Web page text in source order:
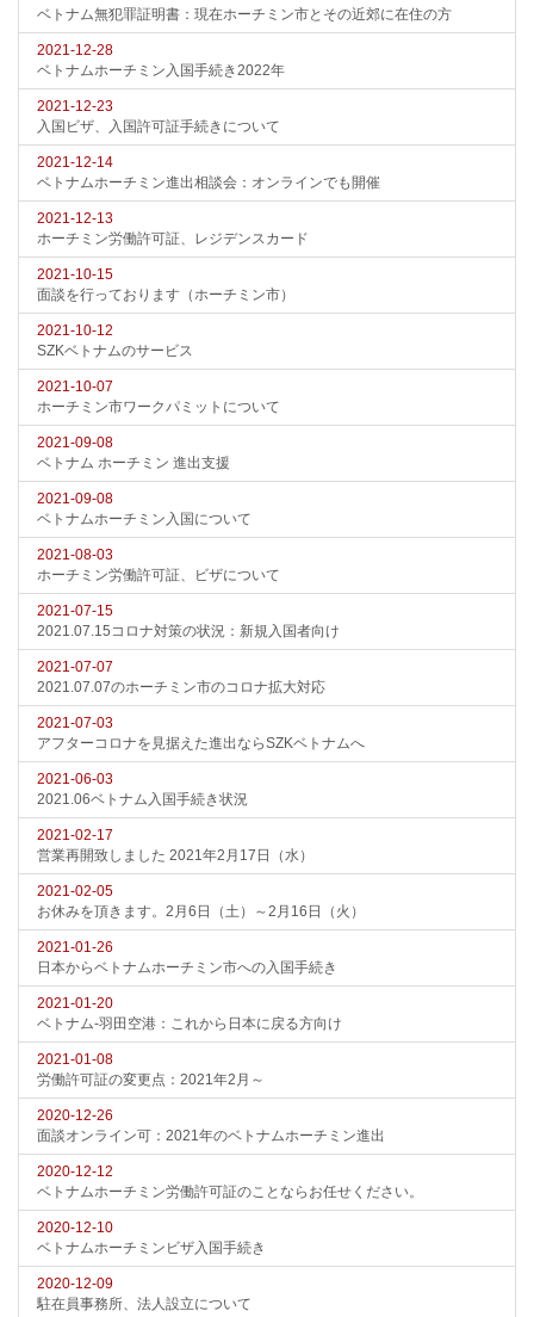
ベトナム無犯罪証明書：現在ホーチミン市とその近郊に在住の方
2021-12-28
ベトナムホーチミン入国手続き2022年
2021-12-23
入国ビザ、入国許可証手続きについて
2021-12-14
ベトナムホーチミン進出相談会：オンラインでも開催
2021-12-13
ホーチミン労働許可証、レジデンスカード
2021-10-15
面談を行っております（ホーチミン市）
2021-10-12
SZKベトナムのサービス
2021-10-07
ホーチミン市ワークパミットについて
2021-09-08
ベトナム ホーチミン 進出支援
2021-09-08
ベトナムホーチミン入国について
2021-08-03
ホーチミン労働許可証、ビザについて
2021-07-15
2021.07.15コロナ対策の状況：新規入国者向け
2021-07-07
2021.07.07のホーチミン市のコロナ拡大対応
2021-07-03
アフターコロナを見据えた進出ならSZKベトナムへ
2021-06-03
2021.06ベトナム入国手続き状況
2021-02-17
営業再開致しました 2021年2月17日（水）
2021-02-05
お休みを頂きます。2月6日（土）～2月16日（火）
2021-01-26
日本からベトナムホーチミン市への入国手続き
2021-01-20
ベトナム-羽田空港：これから日本に戻る方向け
2021-01-08
労働許可証の変更点：2021年2月～
2020-12-26
面談オンライン可：2021年のベトナムホーチミン進出
2020-12-12
ベトナムホーチミン労働許可証のことならお任せください。
2020-12-10
ベトナムホーチミンビザ入国手続き
2020-12-09
駐在員事務所、法人設立について